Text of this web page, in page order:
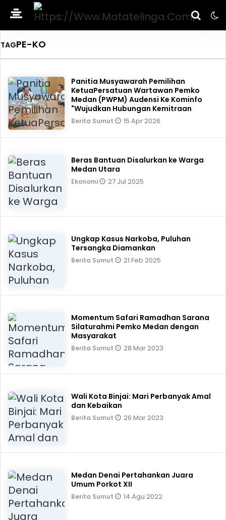
TAGPE-KO
Panitia Musyawarah Pemilihan
KetuaPersatuan Wartawan Pemko
Medan (PWPM) Audensi Ke Kominfo
"Wujudkan Hubungan Kemitraan
Berita Sumut 15 Apr 2026
Beras Bantuan Disalurkan ke Warga
Medan Utara
Ekonomi 27 Jul 2025
Ungkap Kasus Narkoba, Puluhan
Tersangka Diamankan
Berita Sumut 21 Feb 2025
Momentum Safari Ramadhan Sarana
Silaturahmi Pemko Medan dengan
Masyarakat
Berita Sumut 28 Mar 2023
Wali Kota Binjai: Mari Perbanyak Amal
dan Kebaikan
Berita Sumut 26 Mar 2023
Medan Denai Pertahankan Juara
Umum Porkot XII
Berita Sumut 14 Agu 2022